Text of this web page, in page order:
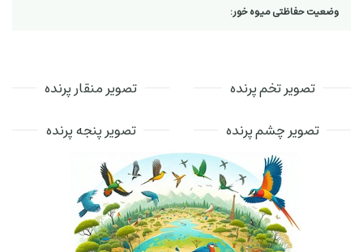
وضعیت حفاظتی میوه خور:
تصویر تخم پرنده
تصویر منقار پرنده
تصویر چشم پرنده
تصویر پنجه پرنده